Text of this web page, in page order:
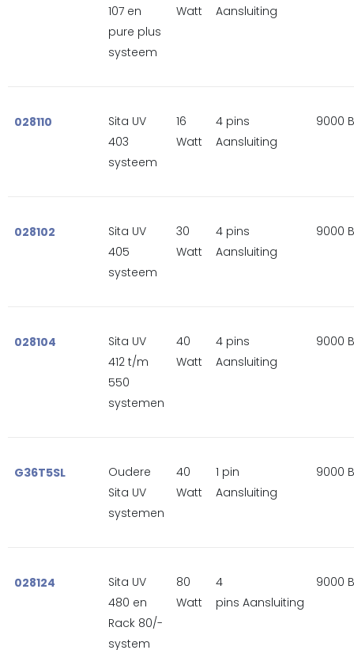
107 en
pure plus
systeem
Watt
Aansluiting
028110
Sita UV
403
systeem
16
Watt
4 pins
Aansluiting
9000
028102
Sita UV
405
systeem
30
Watt
4 pins
Aansluiting
9000
028104
Sita UV
412 t/m
550
systemen
40
Watt
4 pins
Aansluiting
9000
G36T5SL
Oudere
Sita UV
systemen
40
Watt
1 pin
Aansluiting
9000
028124
Sita UV
480 en
Rack 80/-
system
80
Watt
4
pins Aansluiting
9000